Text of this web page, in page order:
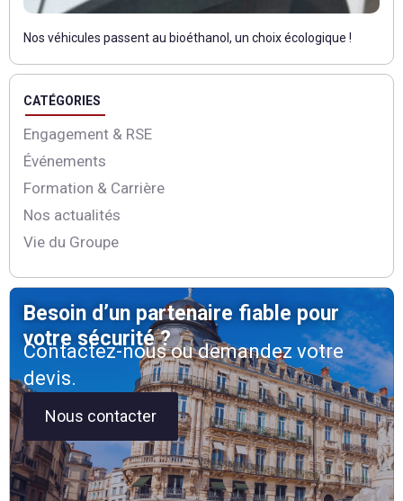
Nos véhicules passent au bioéthanol, un choix écologique !
CATÉGORIES
Catégories
Engagement & RSE
Événements
Formation & Carrière
Nos actualités
Vie du Groupe
Besoin d’un partenaire fiable pour
votre sécurité ?
Contactez-nous ou demandez votre
devis.
Nous contacter